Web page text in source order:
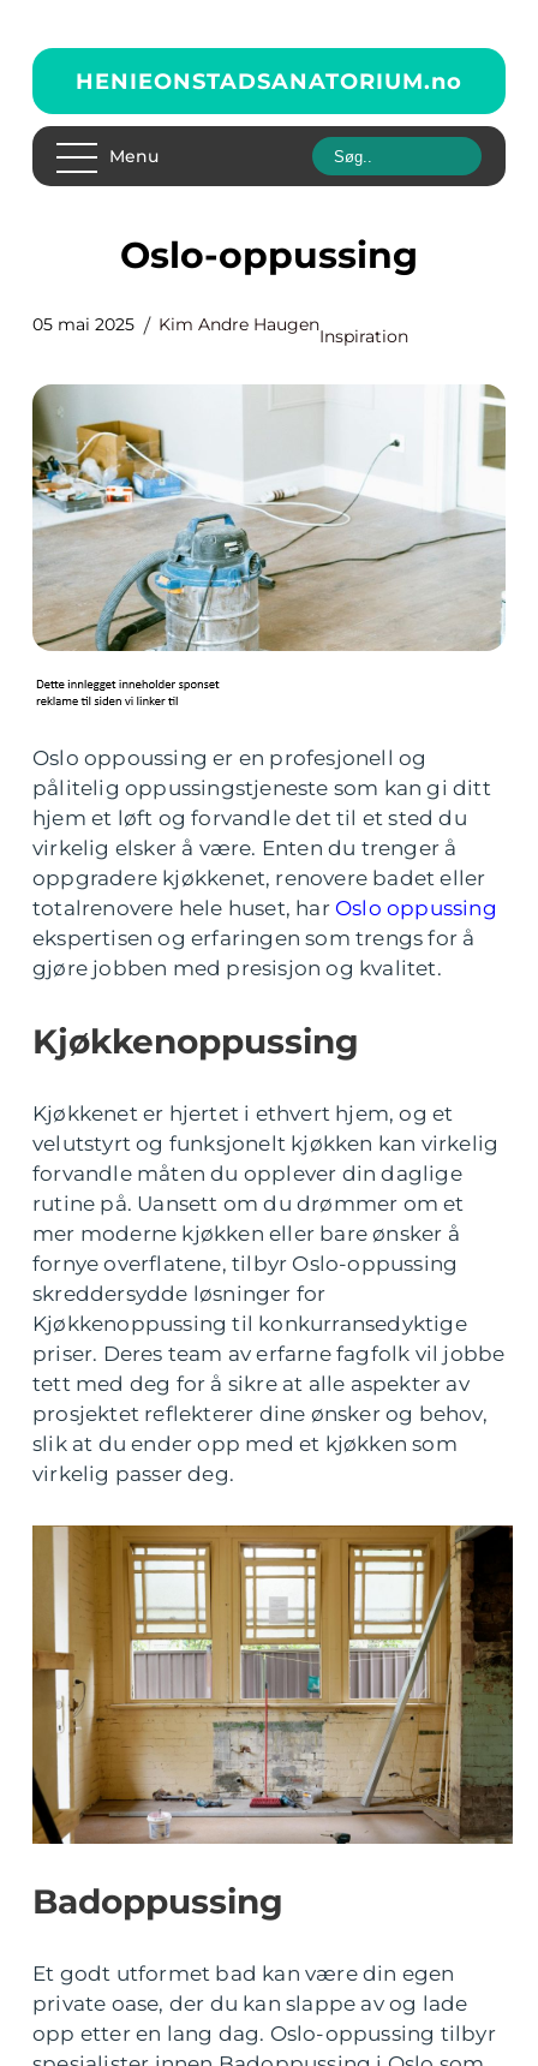
HENIEONSTADSANATORIUM.no
Menu
Oslo-oppussing
05 mai 2025 Kim Andre Haugen
Inspiration
Oslo oppoussing er en profesjonell og
pålitelig oppussingstjeneste som kan gi ditt
hjem et løft og forvandle det til et sted du
virkelig elsker å være. Enten du trenger å
oppgradere kjøkkenet, renovere badet eller
totalrenovere hele huset, har Oslo oppussing
ekspertisen og erfaringen som trengs for å
gjøre jobben med presisjon og kvalitet.
Kjøkkenoppussing
Kjøkkenet er hjertet i ethvert hjem, og et
velutstyrt og funksjonelt kjøkken kan virkelig
forvandle måten du opplever din daglige
rutine på. Uansett om du drømmer om et
mer moderne kjøkken eller bare ønsker å
fornye overflatene, tilbyr Oslo-oppussing
skreddersydde løsninger for
Kjøkkenoppussing til konkurransedyktige
priser. Deres team av erfarne fagfolk vil jobbe
tett med deg for å sikre at alle aspekter av
prosjektet reflekterer dine ønsker og behov,
slik at du ender opp med et kjøkken som
virkelig passer deg.
Badoppussing
Et godt utformet bad kan være din egen
private oase, der du kan slappe av og lade
opp etter en lang dag. Oslo-oppussing tilbyr